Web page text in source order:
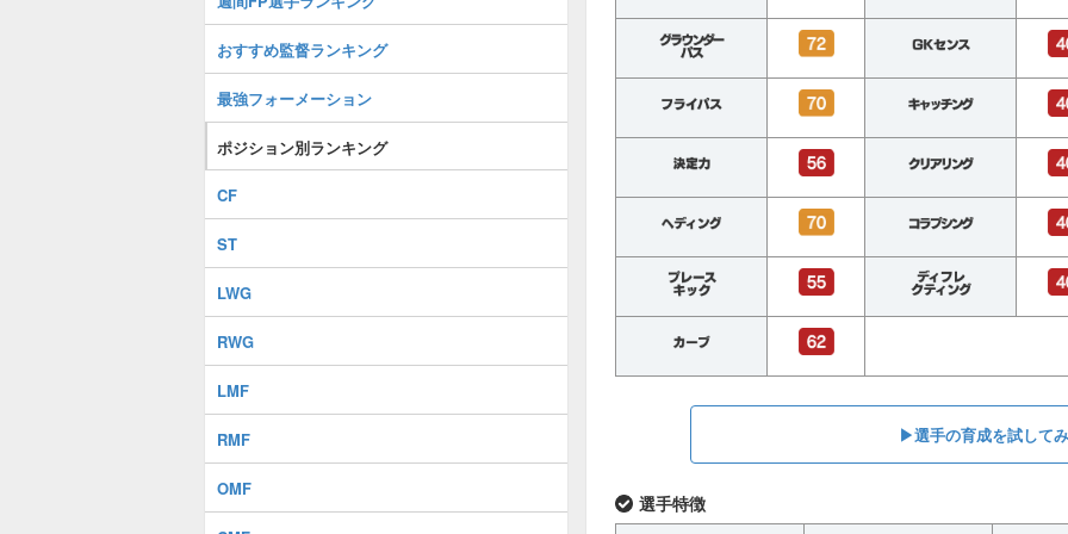
▶︎選手の育成を試して
選手特徴
おすすめ監督ランキング
最強フォーメーション
ポジション別ランキング
CF
ST
LWG
RWG
LMF
RMF
OMF